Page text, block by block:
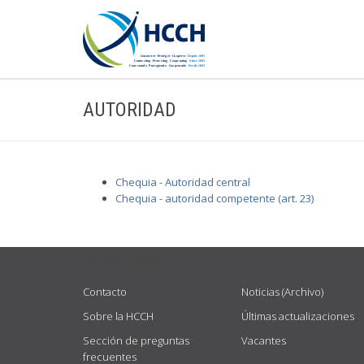
AUTORIDAD
Chequia - Autoridad central
Chequia - autoridad competente (art. 23)
Contacto
Sobre la HCCH
Sección de preguntas
frecuentes
Noticias (Archivo)
Últimas actualizaciones
Vacantes